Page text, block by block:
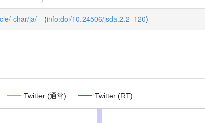
char/ja/ (info:doi/10.24506/jsda.2.2_120)
Twitter (通常) Twitter (RT)